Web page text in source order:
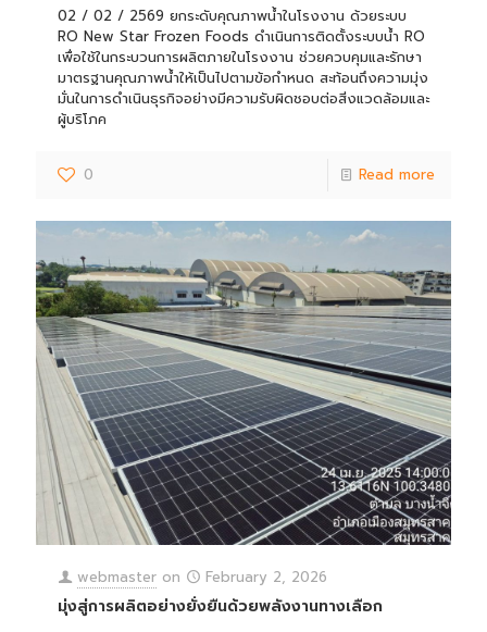
02 / 02 / 2569 ยกระดับคุณภาพน้ำในโรงงาน ด้วยระบบ
RO New Star Frozen Foods ดำเนินการติดตั้งระบบน้ำ RO
เพื่อใช้ในกระบวนการผลิตภายในโรงงาน ช่วยควบคุมและรักษา
มาตรฐานคุณภาพน้ำให้เป็นไปตามข้อกำหนด สะท้อนถึงความมุ่ง
มั่นในการดำเนินธุรกิจอย่างมีความรับผิดชอบต่อสิ่งแวดล้อมและ
ผู้บริโภค
0 Read more
webmaster on February 2, 2026
มุ่งสู่การผลิตอย่างยั่งยืนด้วยพลังงานทางเลือก